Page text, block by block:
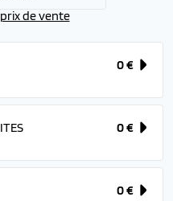
de vente
0 €
0 €
0 €